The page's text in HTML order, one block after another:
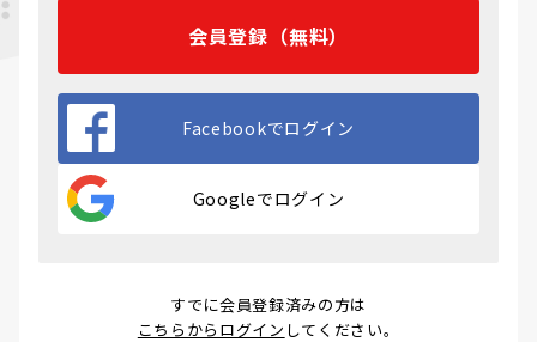
会員登録（無料）
Facebookでログイン
Googleでログイン
すでに会員登録済みの方は
こちらからログイン してください。